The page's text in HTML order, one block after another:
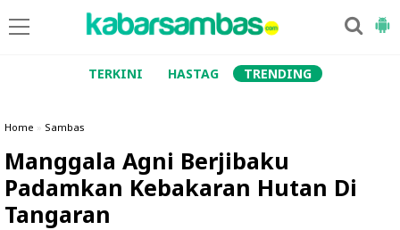
TERKINI HASTAG TRENDING
Home » Sambas
Manggala Agni Berjibaku
Padamkan Kebakaran Hutan Di
Tangaran